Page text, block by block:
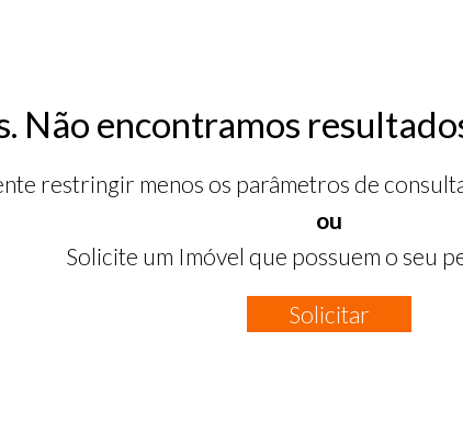
Não encontramos
restringir menos os parâmetros de
ou
Solicite um Imóvel que possuem o seu
Solicitar